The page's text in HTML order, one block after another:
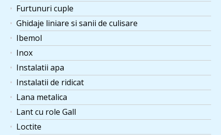
Furtunuri cuple
Ghidaje liniare si sanii de culisare
Ibemol
Inox
Instalatii apa
Instalatii de ridicat
Lana metalica
Lant cu role Gall
Loctite